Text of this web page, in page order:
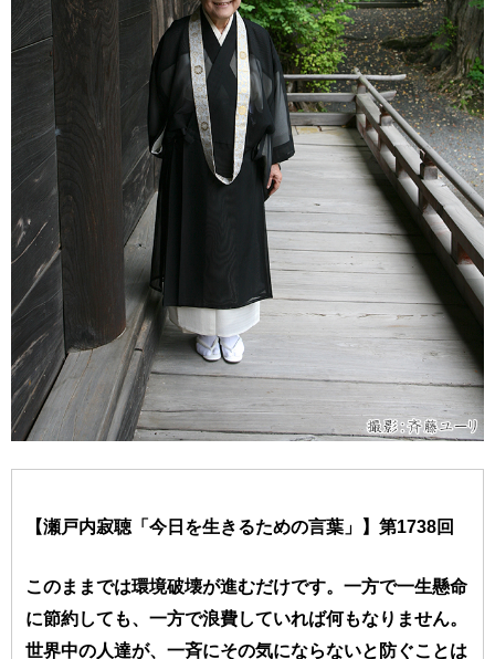
【瀬戸内寂聴「今日を生きるための言葉」】第1738回
このままでは環境破壊が進むだけです。一方で一生懸命
に節約しても、一方で浪費していれば何もなりません。
世界中の人達が、一斉にその気にならないと防ぐことは